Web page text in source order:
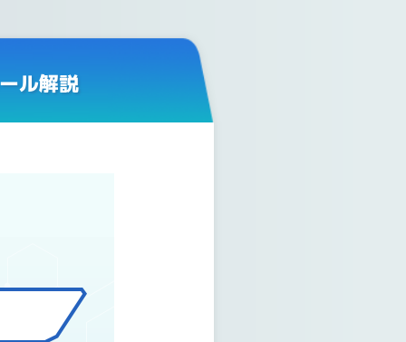
ル解説